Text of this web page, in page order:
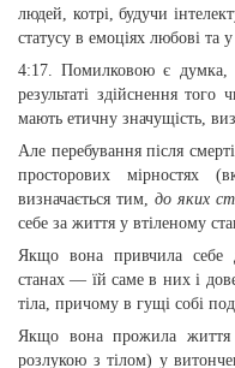
людей, котрі, будучи
статусу в емоціях любові та
4:17. Помилковою є
результаті здійснення
мають етичну значущість,
Але перебування після
просторових мірностях
визначається тим, до яких
себе за життя у втіленому
Якщо вона привчила себе
станах — їй саме в них і
тіла, причому в гущі собі
Якщо вона прожила життя
розлукою з тілом) у